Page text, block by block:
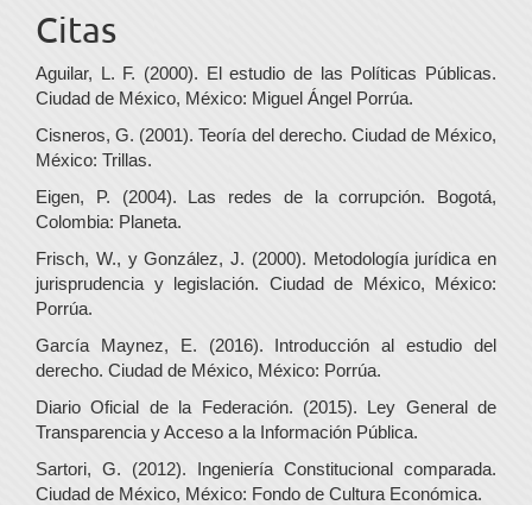
Citas
Aguilar, L. F. (2000). El estudio de las Políticas Públicas.
Ciudad de México, México: Miguel Ángel Porrúa.
Cisneros, G. (2001). Teoría del derecho. Ciudad de México,
México: Trillas.
Eigen, P. (2004). Las redes de la corrupción. Bogotá,
Colombia: Planeta.
Frisch, W., y González, J. (2000). Metodología jurídica en
jurisprudencia y legislación. Ciudad de México, México:
Porrúa.
García Maynez, E. (2016). Introducción al estudio del
derecho. Ciudad de México, México: Porrúa.
Diario Oficial de la Federación. (2015). Ley General de
Transparencia y Acceso a la Información Pública.
Sartori, G. (2012). Ingeniería Constitucional comparada.
Ciudad de México, México: Fondo de Cultura Económica.